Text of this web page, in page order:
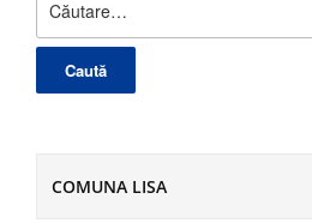
după:
COMUNA LISA